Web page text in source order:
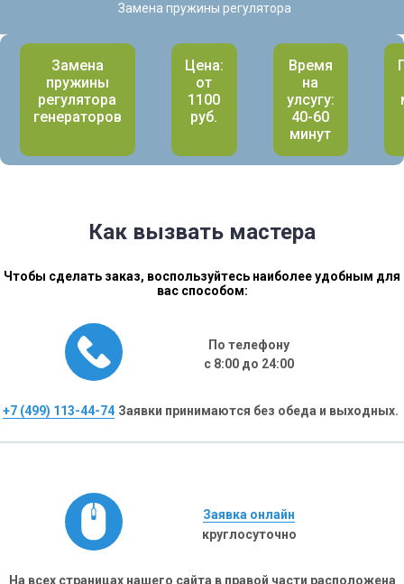
Замена пружины регулятора
Замена
пружины
регулятора
генераторов
Цена:
от
1100
руб.
Время
на
улсугу:
40-60
минут
Как вызвать мастера
Чтобы сделать заказ, воспользуйтесь наиболее удобным для
вас способом:
По телефону
с 8:00 до 24:00
+7 (499) 113-44-74 Заявки принимаются без обеда и выходных.
Заявка онлайн
круглосуточно
На всех страницах нашего сайта в правой части расположена